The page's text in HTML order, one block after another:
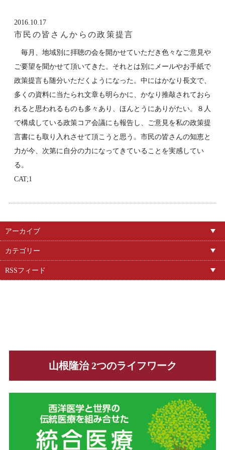
2016.10.17
市民の皆さんからの政策提言
毎月、地域別に拝聴の会を開かせていただき色々なご意見や
ご要望を聞かせて頂いてきた。それとは別にメールやお手紙で
政策提言も随分いただくようになった。中にはかなり長文で、
多くの資料に当たられ文章も明らかに、かなり推敲されておら
れると思われるものも多々あり、ほんとうにありがたい。８人
で構成している政策コア会議にも報告し、ご意見を私の政策提
言書にも取り入れさせて頂こうと思う。市民の皆さんの知恵と
力が今、次第に自分の力になってきていることを実感してい
る。
CAT;1
アーカイブ
カテゴリー
RSSフィード
山根隆治 2つのライフワーク